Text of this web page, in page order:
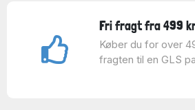
Fri fragt fra 499
Køber du for over
fragten til en GLS